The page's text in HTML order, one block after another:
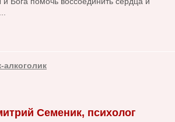
Семеник, психолог